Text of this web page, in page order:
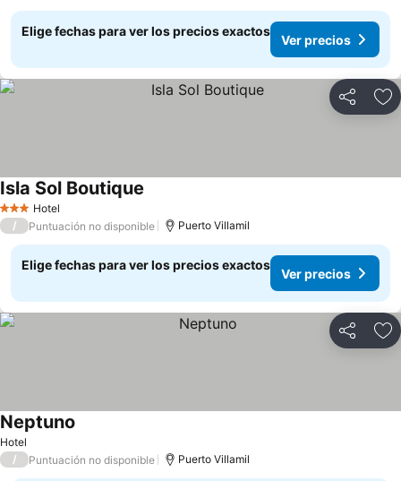
Elige fechas para ver los precios exactos
Ver precios
Compartir
3 Estrellas
Hotel
Isla Sol Boutique
/ Puntuación no disponible Puerto Villamil
Elige fechas para ver los precios exactos
Ver precios
Compartir
Hotel
Neptuno
/ Puntuación no disponible Puerto Villamil